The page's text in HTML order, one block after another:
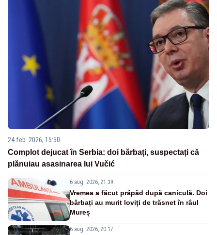
24 feb. 2026, 15:50
Complot dejucat în Serbia: doi bărbați, suspectați că
plănuiau asasinarea lui Vučić
6 aug. 2026, 21:39
Vremea a făcut prăpăd după caniculă. Doi
bărbați au murit loviți de trăsnet în râul
Mureș
6 aug. 2026, 20:17